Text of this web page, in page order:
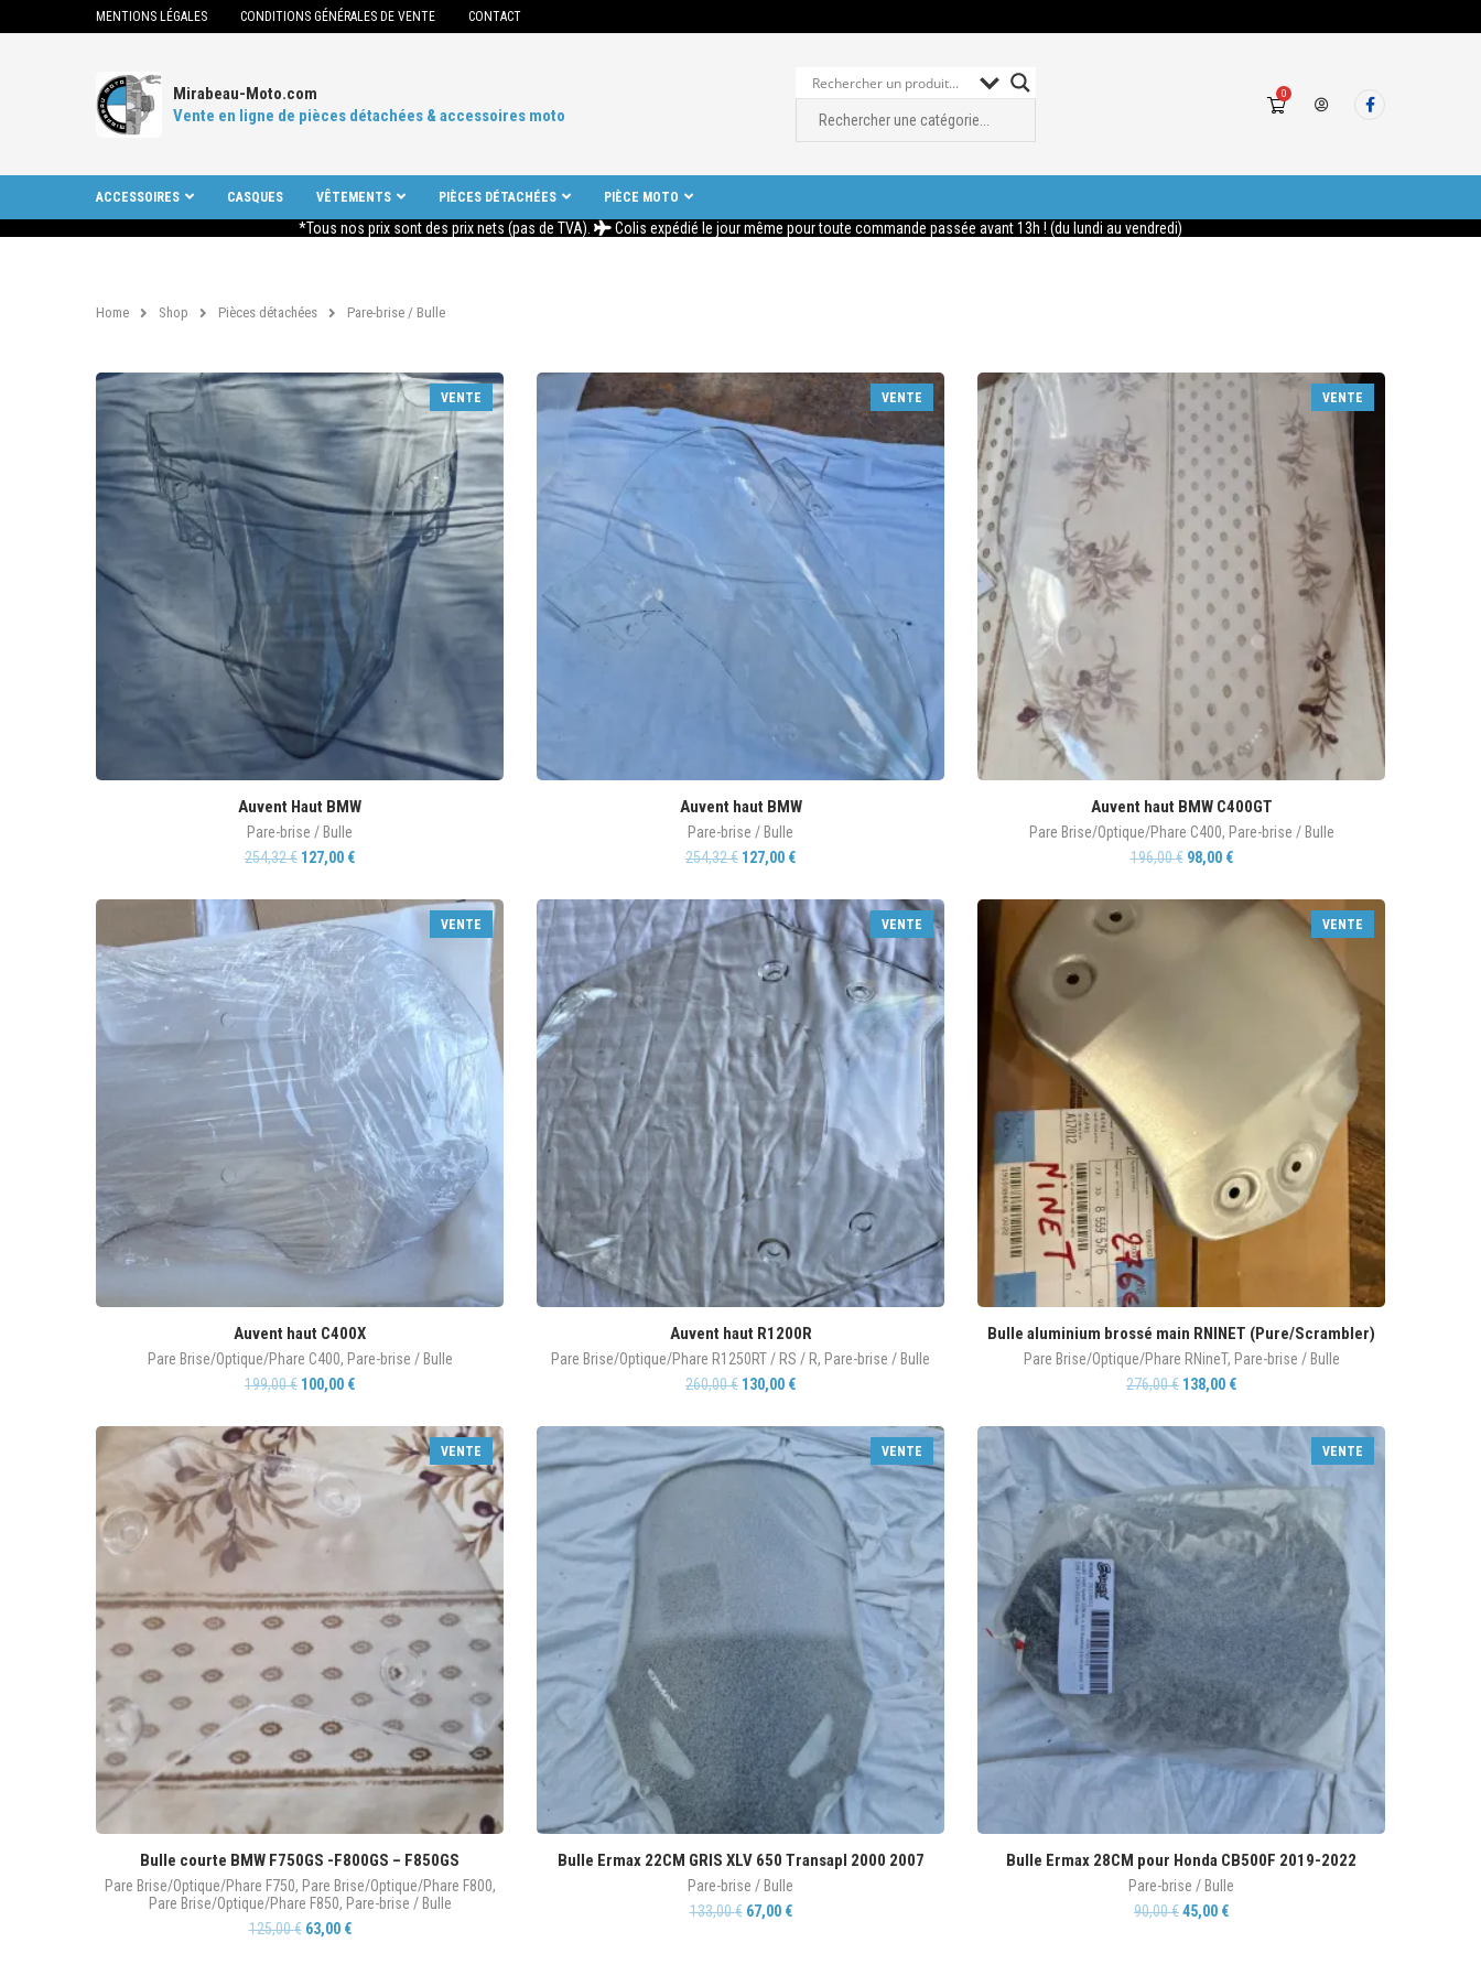
MENTIONS LÉGALES CONDITIONS GÉNÉRALES DE VENTE CONTACT
Mirabeau-Moto.com
Vente en ligne de pièces détachées & accessoires moto
0
ACCESSOIRES CASQUES VÊTEMENTS PIÈCES DÉTACHÉES PIÈCE MOTO
*Tous nos prix sont des prix nets (pas de TVA). Colis expédié le jour même pour toute commande passée avant 13h ! (du lundi au vendredi)
Home Shop Pièces détachées Pare-brise / Bulle
VENTE
Auvent Haut BMW
Pare-brise / Bulle
254,32€ 127,00 €
VENTE
Auvent haut BMW
Pare-brise / Bulle
254,32€ 127,00 €
VENTE
Auvent haut BMW C400GT
Pare Brise/Optique/Phare C400, Pare-brise / Bulle
196,00€ 98,00 €
VENTE
Auvent haut C400X
Pare Brise/Optique/Phare C400, Pare-brise / Bulle
199,00€ 100,00 €
VENTE
Auvent haut R1200R
Pare Brise/Optique/Phare R1250RT / RS / R, Pare-brise / Bulle
260,00€ 130,00 €
VENTE
Bulle aluminium brossé main RNINET (Pure/Scrambler)
Pare Brise/Optique/Phare RNineT, Pare-brise / Bulle
276,00€ 138,00 €
VENTE
Bulle courte BMW F750GS -F800GS – F850GS
Pare Brise/Optique/Phare F750, Pare Brise/Optique/Phare F800,
Pare Brise/Optique/Phare F850, Pare-brise / Bulle
125,00€ 63,00 €
VENTE
Bulle Ermax 22CM GRIS XLV 650 Transapl 2000 2007
Pare-brise / Bulle
133,00€ 67,00 €
VENTE
Bulle Ermax 28CM pour Honda CB500F 2019-2022
Pare-brise / Bulle
90,00€45,00 €